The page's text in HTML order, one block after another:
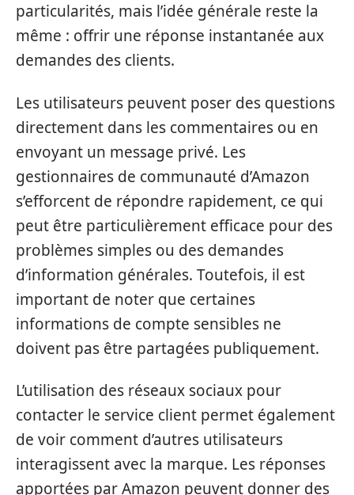
particularités, mais l’idée générale reste la
même : offrir une réponse instantanée aux
demandes des clients.
Les utilisateurs peuvent poser des questions
directement dans les commentaires ou en
envoyant un message privé. Les
gestionnaires de communauté d’Amazon
s’efforcent de répondre rapidement, ce qui
peut être particulièrement efficace pour des
problèmes simples ou des demandes
d’information générales. Toutefois, il est
important de noter que certaines
informations de compte sensibles ne
doivent pas être partagées publiquement.
L’utilisation des réseaux sociaux pour
contacter le service client permet également
de voir comment d’autres utilisateurs
interagissent avec la marque. Les réponses
apportées par Amazon peuvent donner des